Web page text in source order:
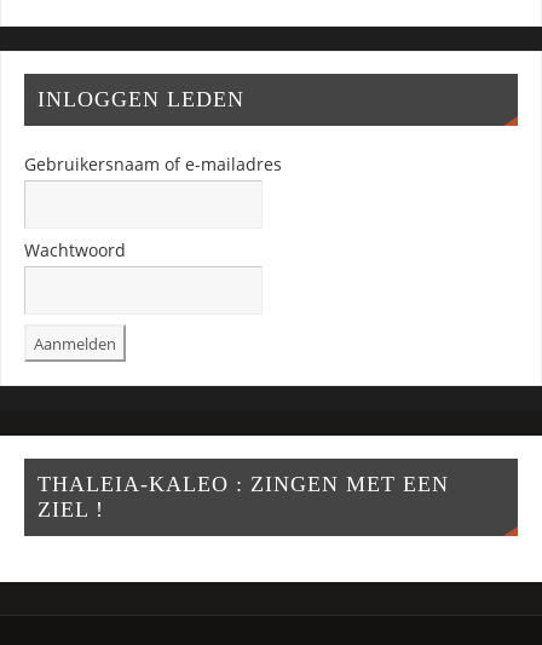
INLOGGEN LEDEN
Gebruikersnaam of e-mailadres
Wachtwoord
THALEIA-KALEO : ZINGEN MET EEN
ZIEL !